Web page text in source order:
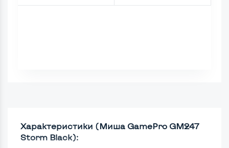
Характеристики (Миша GamePro GM247
Storm Black):